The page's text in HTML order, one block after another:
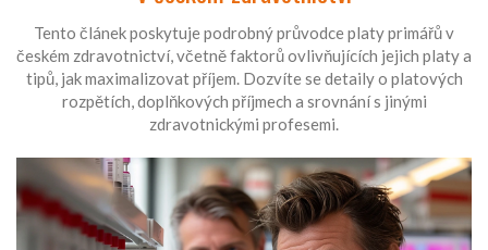
Tento článek poskytuje podrobný průvodce platy primářů v
českém zdravotnictví, včetně faktorů ovlivňujících jejich platy a
tipů, jak maximalizovat příjem. Dozvíte se detaily o platových
rozpětích, doplňkových příjmech a srovnání s jinými
zdravotnickými profesemi.